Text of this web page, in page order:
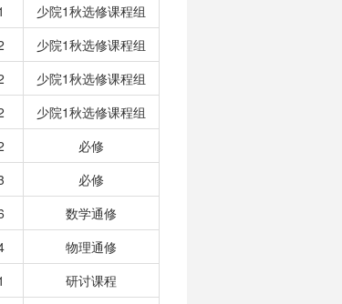
少院1秋选修课程组
少院1秋选修课程组
少院1秋选修课程组
少院1秋选修课程组
必修
必修
数学通修
物理通修
研讨课程